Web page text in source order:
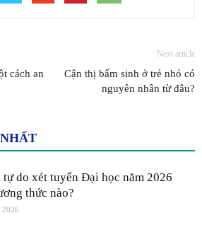
cách an
Next article
Cận thị bẩm sinh ở trẻ nhỏ có
nguyên nhân từ đâu?
do xét tuyển Đại học năm 2026
thức nào?
2026